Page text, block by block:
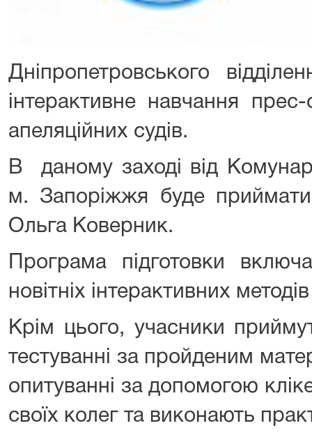
Дніпропетровського
інтерактивне навчання прес-
апеляційних судів.
В даному заході від
м. Запоріжжя буде
Ольга Коверник.
Програма підготовки
новітніх інтерактивних
Крім цього, учасники
тестуванні за пройденим
опитуванні за допомогою
своїх колег та виконають